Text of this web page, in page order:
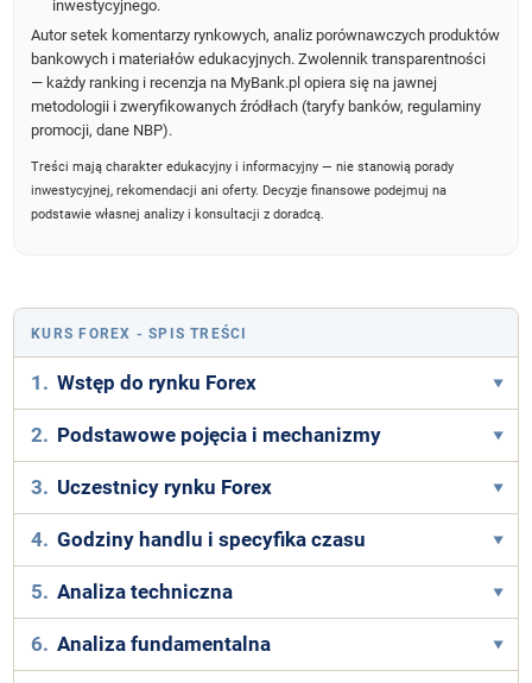
inwestycyjnego.
Autor setek komentarzy rynkowych, analiz porównawczych produktów
bankowych i materiałów edukacyjnych. Zwolennik transparentności
— każdy ranking i recenzja na MyBank.pl opiera się na jawnej
metodologii i zweryfikowanych źródłach (taryfy banków, regulaminy
promocji, dane NBP).
Treści mają charakter edukacyjny i informacyjny — nie stanowią porady
inwestycyjnej, rekomendacji ani oferty. Decyzje finansowe podejmuj na
podstawie własnej analizy i konsultacji z doradcą.
KURS FOREX - SPIS TREŚCI
1. Wstęp do rynku Forex
2. Podstawowe pojęcia i mechanizmy
3. Uczestnicy rynku Forex
4. Godziny handlu i specyfika czasu
5. Analiza techniczna
6. Analiza fundamentalna